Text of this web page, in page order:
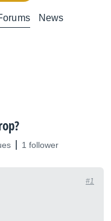
News
1 follower
#1